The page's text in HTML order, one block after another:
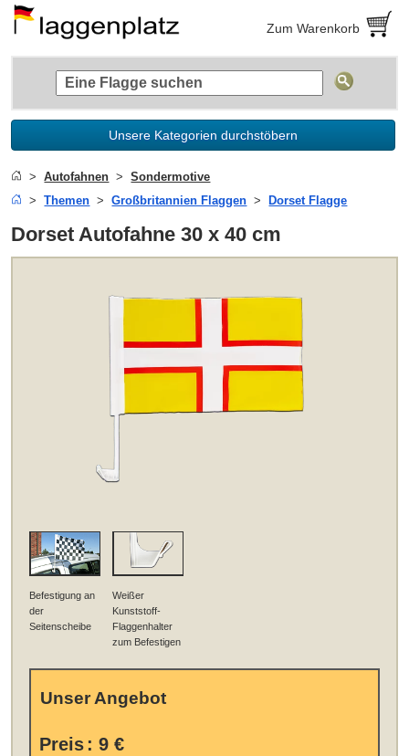
Zum Warenkorb
Unsere Kategorien durchstöbern
Autofahnen
Sondermotive
Themen
Großbritannien Flaggen Dorset Flagge
Dorset Autofahne 30 x 40 cm
Befestigung an
der
Seitenscheibe
Weißer
Kunststoff-
Flaggenhalter
zum Befestigen
Unser Angebot
Preis : 9 €